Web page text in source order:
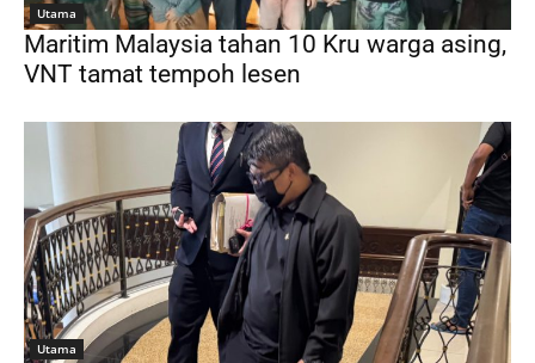
Utama
Maritim Malaysia tahan 10 Kru warga asing,
VNT tamat tempoh lesen
Utama